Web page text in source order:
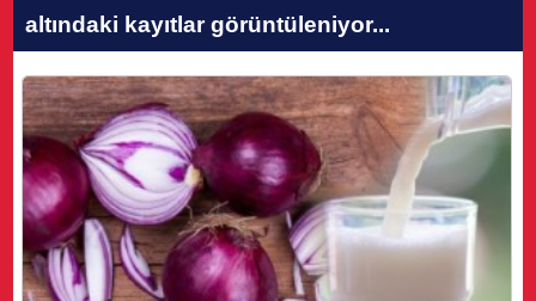
altındaki kayıtlar görüntüleniyor...